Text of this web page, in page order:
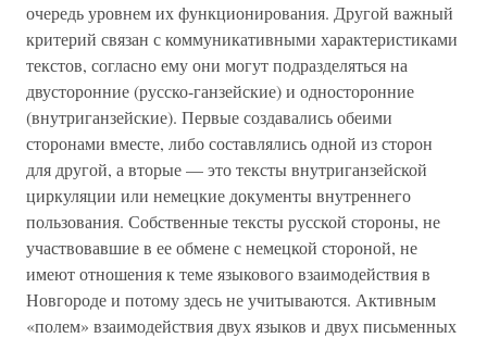
очередь уровнем их функционирования. Другой важный
критерий связан с коммуникативными характеристиками
текстов, согласно ему они могут подразделяться на
двусторонние (русско-ганзейские) и односторонние
(внутриганзейские). Первые создавались обеими
сторонами вместе, либо составлялись одной из сторон
для другой, а вторые — это тексты внутриганзейской
циркуляции или немецкие документы внутреннего
пользования. Собственные тексты русской стороны, не
участвовавшие в ее обмене с немецкой стороной, не
имеют отношения к теме языкового взаимодействия в
Новгороде и потому здесь не учитываются. Активным
«полем» взаимодействия двух языков и двух письменных